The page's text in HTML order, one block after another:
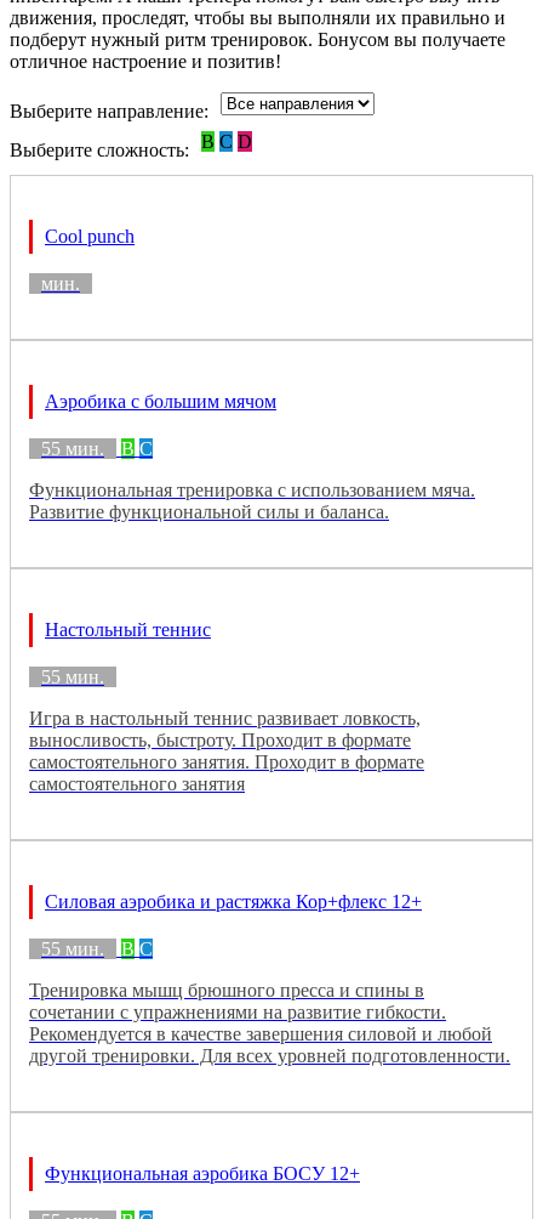
движения, проследят, чтобы вы выполняли их правильно и
подберут нужный ритм тренировок. Бонусом вы получаете
отличное настроение и позитив!
Выберите направление:
Выберите сложность:
B C D
Cool punch
мин.
Аэробика с большим мячом
55 мин. B C
Функциональная тренировка с использованием мяча.
Развитие функциональной силы и баланса.
Настольный теннис
55 мин.
Игра в настольный теннис развивает ловкость,
выносливость, быстроту. Проходит в формате
самостоятельного занятия. Проходит в формате
самостоятельного занятия
Силовая аэробика и растяжка Кор+флекс 12+
55 мин. B C
Тренировка мышц брюшного пресса и спины в
сочетании с упражнениями на развитие гибкости.
Рекомендуется в качестве завершения силовой и любой
другой тренировки. Для всех уровней подготовленности.
Функциональная аэробика БОСУ 12+